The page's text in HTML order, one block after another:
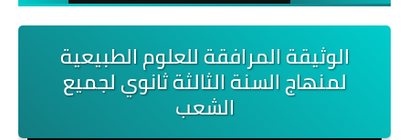
الوثيقة المرافقة للعلوم الطبيعية
لمنهاج السنة الثالثة ثانوي لجميع
الشعب